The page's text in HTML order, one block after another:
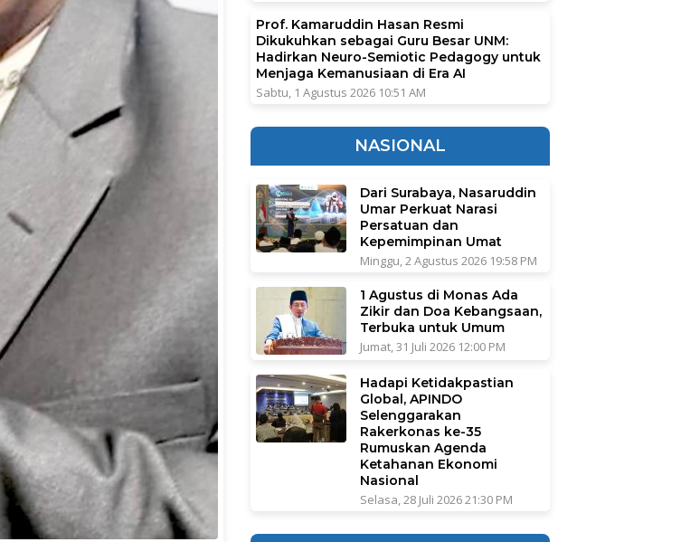
Prof. Kamaruddin Hasan Resmi
Dikukuhkan sebagai Guru Besar UNM:
Hadirkan Neuro-Semiotic Pedagogy untuk
Menjaga Kemanusiaan di Era AI
Sabtu, 1 Agustus 2026 10:51 AM
NASIONAL
Dari Surabaya, Nasaruddin
Umar Perkuat Narasi
Persatuan dan
Kepemimpinan Umat
Minggu, 2 Agustus 2026 19:58 PM
1 Agustus di Monas Ada
Zikir dan Doa Kebangsaan,
Terbuka untuk Umum
Jumat, 31 Juli 2026 12:00 PM
Hadapi Ketidakpastian
Global, APINDO
Selenggarakan
Rakerkonas ke-35
Rumuskan Agenda
Ketahanan Ekonomi
Nasional
Selasa, 28 Juli 2026 21:30 PM